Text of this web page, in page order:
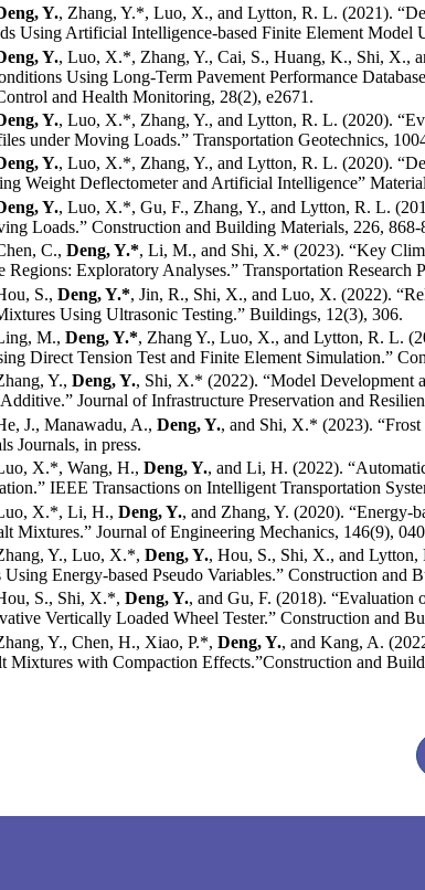
Y., Zhang, Y.*, Luo, X., and Lytton, R. L. (2021).
Using Artificial Intelligence-based Finite Element Model
Y., Luo, X.*, Zhang, Y., Cai, S., Huang, K., Shi, X.,
Using Long-Term Pavement Performance
and Health Monitoring, 28(2), e2671.
Y., Luo, X.*, Zhang, Y., and Lytton, R. L. (2020).
under Moving Loads.” Transportation Geotechnics,
Y., Luo, X.*, Zhang, Y., and Lytton, R. L. (2020).
Weight Deflectometer and Artificial Intelligence”
Y., Luo, X.*, Gu, F., Zhang, Y., and Lytton, R. L.
Loads.” Construction and Building Materials, 226, 868-
C., Deng, Y.*, Li, M., and Shi, X.* (2023). “Key
Regions: Exploratory Analyses.” Transportation Research
S., Deng, Y.*, Jin, R., Shi, X., and Luo, X. (2022).
Using Ultrasonic Testing.” Buildings, 12(3), 306.
M., Deng, Y.*, Zhang Y., Luo, X., and Lytton, R. L.
Direct Tension Test and Finite Element Simulation.”
Y., Deng, Y., Shi, X.* (2022). “Model Development
Journal of Infrastructure Preservation and
J., Manawadu, A., Deng, Y., and Shi, X.* (2023).
Journals, in press.
X.*, Wang, H., Deng, Y., and Li, H. (2022).
IEEE Transactions on Intelligent Transportation
X.*, Li, H., Deng, Y., and Zhang, Y. (2020). “Energy-
Mixtures.” Journal of Engineering Mechanics, 146(9),
Y., Luo, X.*, Deng, Y., Hou, S., Shi, X., and Lytton,
Using Energy-based Pseudo Variables.” Construction and
S., Shi, X.*, Deng, Y., and Gu, F. (2018).
Vertically Loaded Wheel Tester.” Construction and
Y., Chen, H., Xiao, P.*, Deng, Y., and Kang, A.
Mixtures with Compaction Effects.”Construction and